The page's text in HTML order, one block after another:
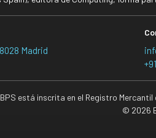
Madrid
BPS está inscrita en el Registro
© 2026